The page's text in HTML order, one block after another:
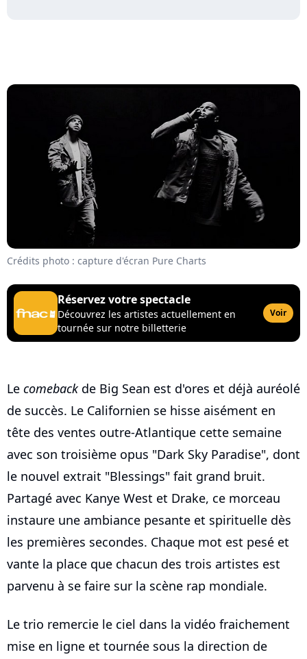
Crédits photo : capture d'écran Pure Charts
Réservez votre spectacle
Découvrez les artistes actuellement en
tournée sur notre billetterie
Voir
Le comebackde Big Sean est d'ores et déjà auréolé
de succès. Le Californien se hisse aisément en
tête des ventes outre-Atlantique cette semaine
avec son troisième opus "Dark Sky Paradise", dont
le nouvel extrait "Blessings" fait grand bruit.
Partagé avec Kanye West et Drake, ce morceau
instaure une ambiance pesante et spirituelle dès
les premières secondes. Chaque mot est pesé et
vante la place que chacun des trois artistes est
parvenu à se faire sur la scène rap mondiale.
Le trio remercie le ciel dans la vidéo fraichement
mise en ligne et tournée sous la direction de